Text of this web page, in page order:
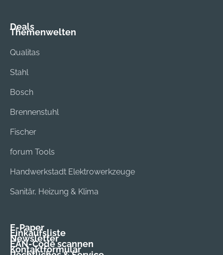
Deals
Themenwelten
Qualitas
Stahl
Bosch
Brennenstuhl
Fischer
forum Tools
Handwerkstadt Elektrowerkzeuge
Sanitär, Heizung & Klima
E-Paper
Einkaufsliste
Newsletter
EAN-Code scannen
Kontaktformular